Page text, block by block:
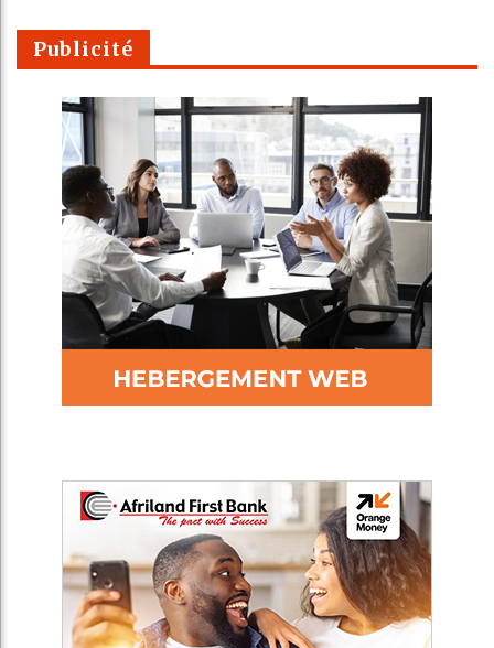
Publicité